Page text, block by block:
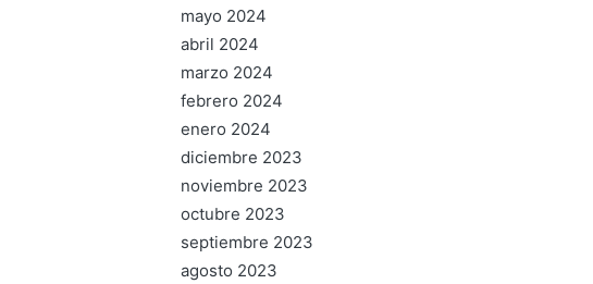
mayo 2024
abril 2024
marzo 2024
febrero 2024
enero 2024
diciembre 2023
noviembre 2023
octubre 2023
septiembre 2023
agosto 2023